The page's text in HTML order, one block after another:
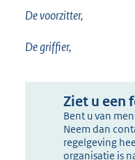
De voorzitter,
De griffier,
Ziet u een
Bent u van
Neem dan
regelgeving
organisatie is